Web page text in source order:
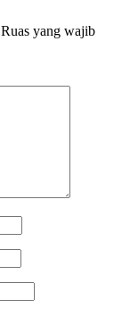
Ruas yang wajib